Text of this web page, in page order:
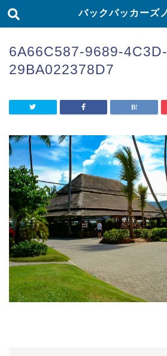
バックパッカーズ
6A66C587-9689-
29BA022378D7